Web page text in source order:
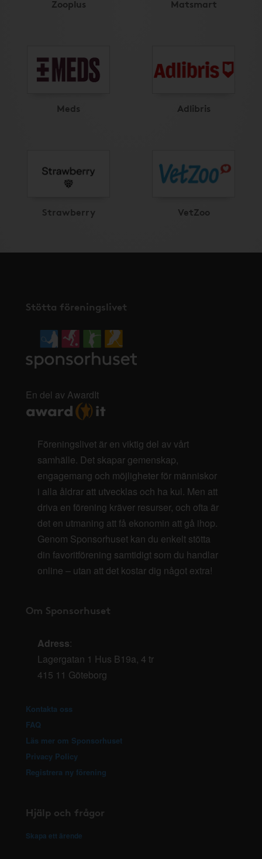
Zooplus Matsmart
Meds Adlibris
Strawberry VetZoo
Stötta föreningslivet
En del av AwardIt
Föreningslivet är en viktig del av vårt
samhälle. Det skapar gemenskap,
engagemang och möjligheter för människor
i alla åldrar att utvecklas och ha kul. Men att
driva en förening kräver resurser, och ofta är
det en utmaning att få ekonomin att gå ihop.
Genom Sponsorhuset kan du enkelt stötta
din favoritförening samtidigt som du handlar
online – utan att det kostar dig något extra!
Om Sponsorhuset
Adress:
Lagergatan 1 Hus B19a, 4 tr
415 11 Göteborg
Kontakta oss
FAQ
Läs mer om Sponsorhuset
Privacy Policy
Registrera ny förening
Hjälp och frågor
Skapa ett ärende